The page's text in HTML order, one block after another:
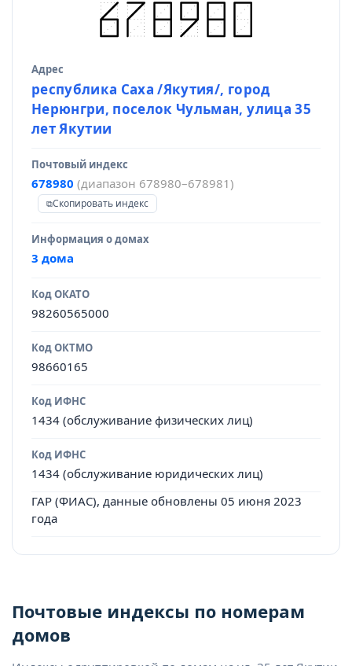
Адрес
республика Саха /Якутия/, город
Нерюнгри, поселок Чульман, улица 35
лет Якутии
Почтовый индекс
678980 (диапазон 678980–678981)
Скопировать индекс
Информация о домах
3 дома
Код ОКАТО
98260565000
Код ОКТМО
98660165
Код ИФНС
1434 (обслуживание физических лиц)
Код ИФНС
1434 (обслуживание юридических лиц)
Источник данных
ГАР (ФИАС), данные обновлены 05 июня 2023
года
Почтовые индексы по номерам
домов